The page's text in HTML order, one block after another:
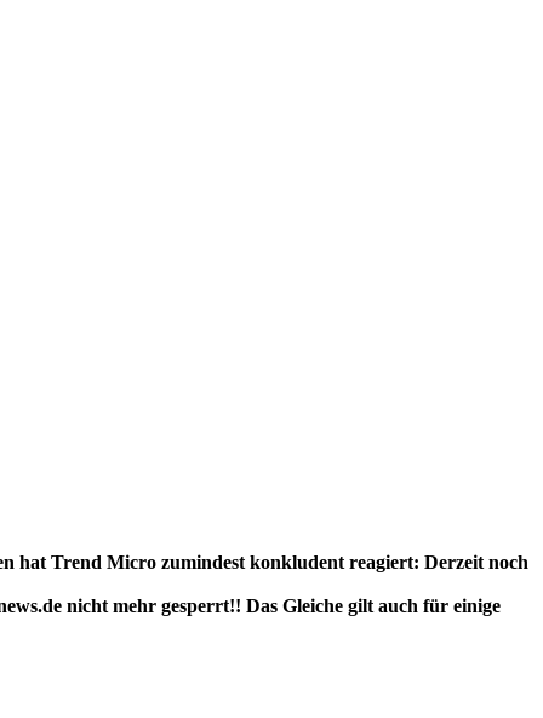
hat Trend Micro zumindest konkludent reagiert: Derzeit noch
nicht mehr gesperrt!! Das Gleiche gilt auch für einige